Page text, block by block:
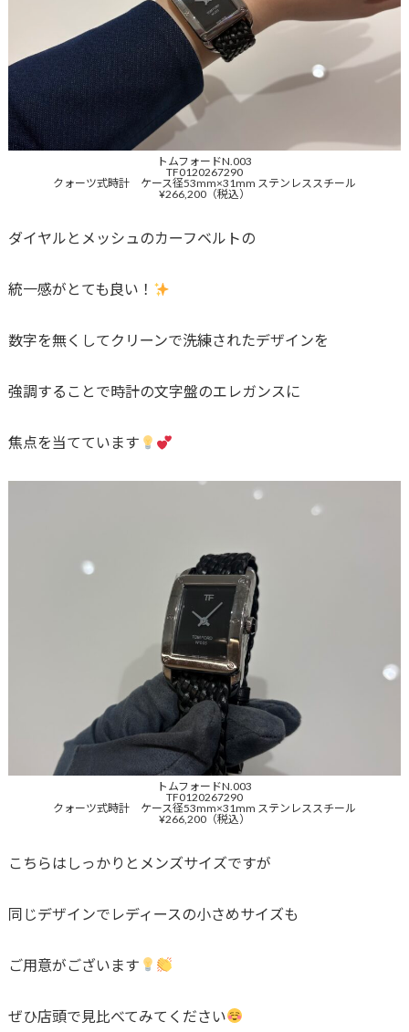
トムフォードN.003
TF0120267290
クォーツ式時計 ケース径53mm×31mm ステンレススチール
¥266,200（税込）
ダイヤルとメッシュのカーフベルトの
統一感がとても良い！
数字を無くしてクリーンで洗練されたデザインを
強調することで時計の文字盤のエレガンスに
焦点を当てています
トムフォードN.003
TF0120267290
クォーツ式時計 ケース径53mm×31mm ステンレススチール
¥266,200（税込）
こちらはしっかりとメンズサイズですが
同じデザインでレディースの小さめサイズも
ご用意がございます
ぜひ店頭で見比べてみてください